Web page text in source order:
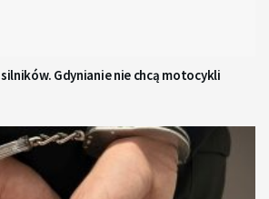
Gdynianie nie chcą motocykli